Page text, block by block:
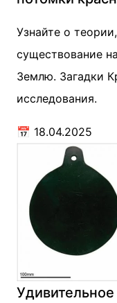
Узнайте о
существование
Землю. Загадки
исследования.
📅 18.04.2025